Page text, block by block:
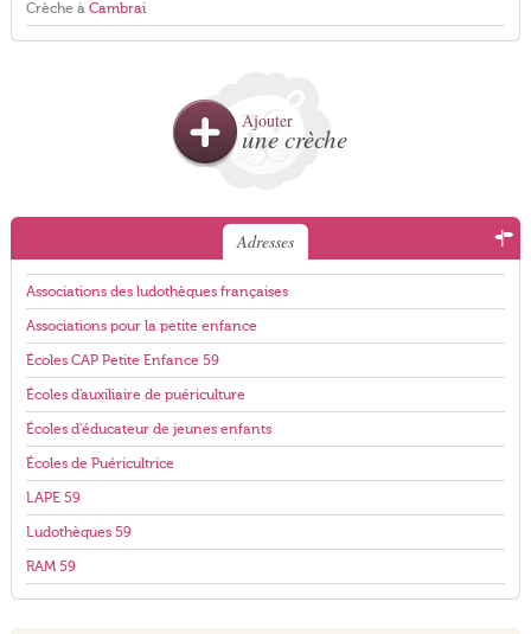
Crèche à Cambrai
Ajouter
une crèche
Adresses
Associations des ludothèques françaises
Associations pour la petite enfance
Écoles CAP Petite Enfance 59
Écoles d'auxiliaire de puériculture
Écoles d'éducateur de jeunes enfants
Écoles de Puéricultrice
LAPE 59
Ludothèques 59
RAM 59